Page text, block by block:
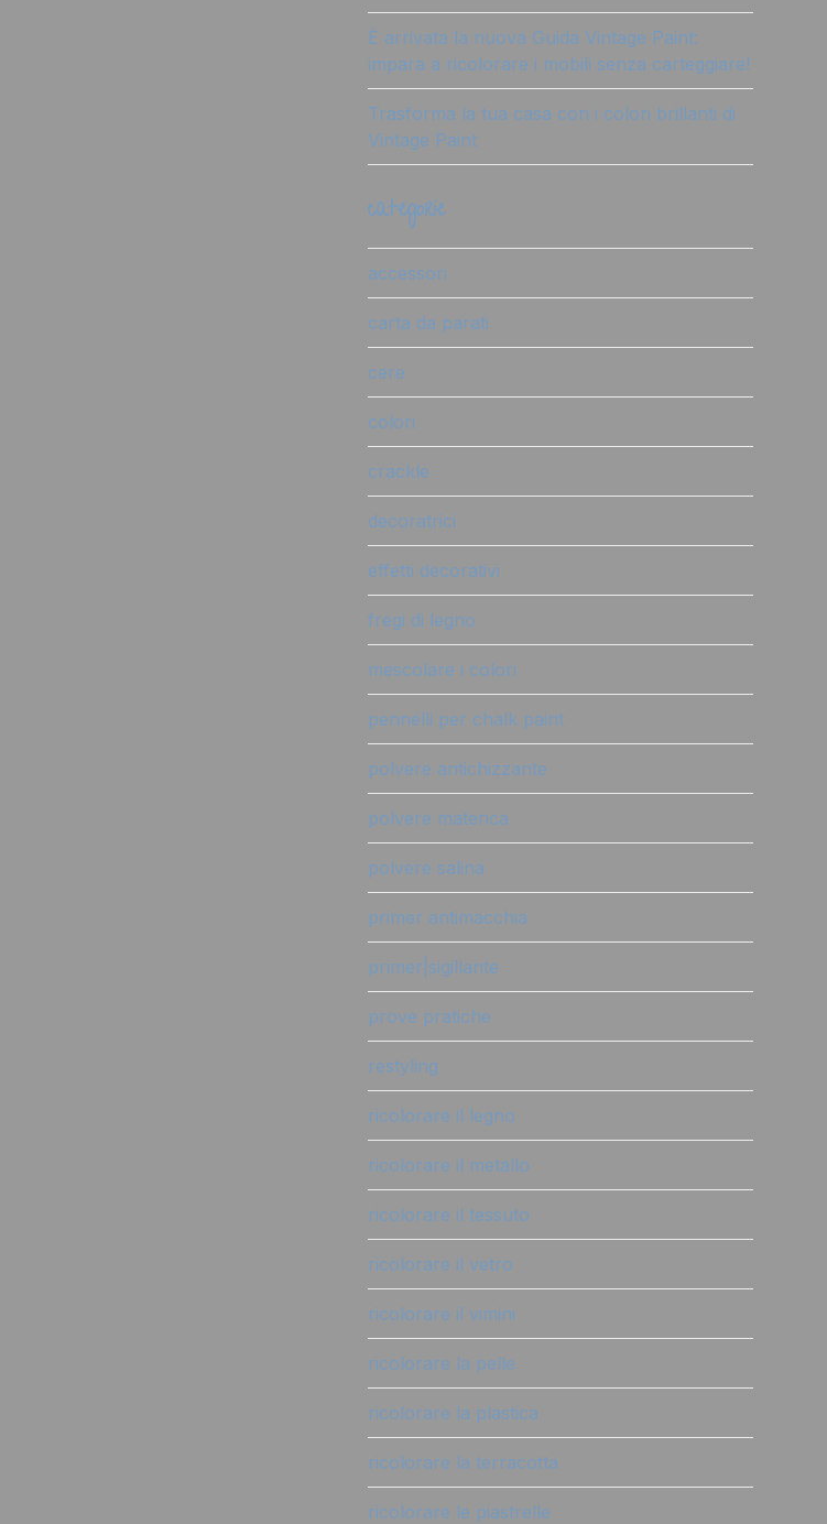
È arrivata la nuova Guida Vintage Paint:
impara a ricolorare i mobili senza carteggiare!
Trasforma la tua casa con i colori brillanti di
Vintage Paint
categorie
accessori
carta da parati
cere
colori
crackle
decoratrici
effetti decorativi
fregi di legno
mescolare i colori
pennelli per chalk paint
polvere antichizzante
polvere materica
polvere salina
primer antimacchia
primer|sigillante
prove pratiche
restyling
ricolorare il legno
ricolorare il metallo
ricolorare il tessuto
ricolorare il vetro
ricolorare il vimini
ricolorare la pelle
ricolorare la plastica
ricolorare la terracotta
ricolorare le piastrelle